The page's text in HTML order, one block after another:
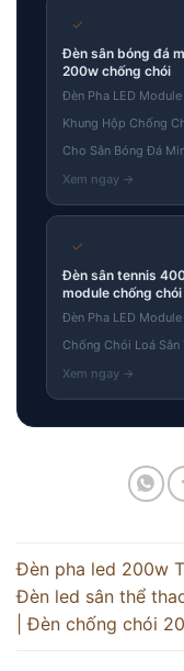
✓
Đèn sân bóng đá
200w chống chói
Đèn Pha LED
Khung Hộp Chống
Cho Sân Bóng Đá
✓
Đèn sân tennis
module chống chói
Đèn Pha LED
Chống Chói Loá Sân
Đèn pha led 200w
Đèn led sân thể
| Đèn chống chói